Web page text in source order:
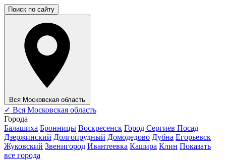
Поиск по сайту
Вся Московская область
✓ Вся Московская область
Города
Балашиха Бронницы Воскресенск Город Сергиев Посад
Дзержинский Долгопрудный Домодедово Дубна Егорьевск
Жуковский Звенигород Ивантеевка Кашира Клин Показать
все города